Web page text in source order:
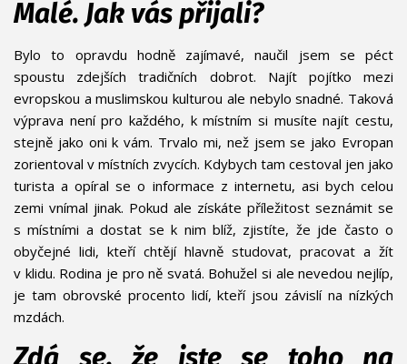
Malé. Jak vás přijali?
Bylo to opravdu hodně zajímavé, naučil jsem se péct
spoustu zdejších tradičních dobrot. Najít pojítko mezi
evropskou a muslimskou kulturou ale nebylo snadné. Taková
výprava není pro každého, k místním si musíte najít cestu,
stejně jako oni k vám. Trvalo mi, než jsem se jako Evropan
zorientoval v místních zvycích. Kdybych tam cestoval jen jako
turista a opíral se o informace z internetu, asi bych celou
zemi vnímal jinak. Pokud ale získáte příležitost seznámit se
s místními a dostat se k nim blíž, zjistíte, že jde často o
obyčejné lidi, kteří chtějí hlavně studovat, pracovat a žít
v klidu. Rodina je pro ně svatá. Bohužel si ale nevedou nejlíp,
je tam obrovské procento lidí, kteří jsou závislí na nízkých
mzdách.
Zdá se, že jste se toho na